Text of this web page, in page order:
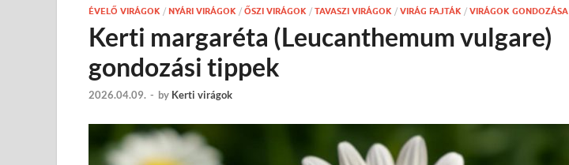
ÉVELŐ VIRÁGOK / NYÁRI VIRÁGOK / ŐSZI VIRÁGOK / TAVASZI VIRÁGOK / VIRÁG FAJTÁK / VIRÁGOK GONDOZÁSA
Kerti margaréta (Leucanthemum vulgare)
gondozási tippek
2026.04.09. - by Kerti virágok